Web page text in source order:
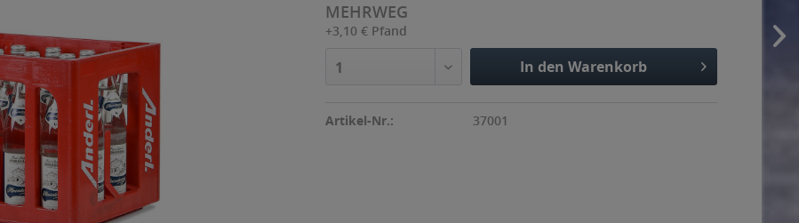
MEHRWEG
+3,10 € Pfand
1 In den Warenkorb
Artikel-Nr.: 37001